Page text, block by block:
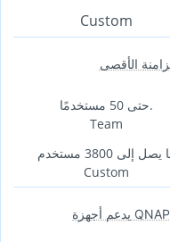
Custom
الأقصى
حتى 50 مستخدمًا.
Team
إلى 3800 مستخدم
Custom